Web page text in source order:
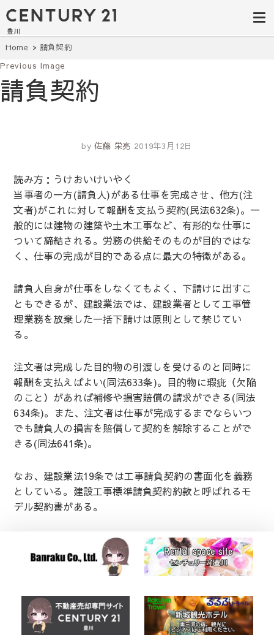
豊田市の中古
住宅・土地・
リノベ物件探
し｜センチュ
リー21豊川
建て・土地探しはセンチュリー21豊
川へ。豊田市内の最新物件情報を随
時更新中！駅近、建築条件無し、ペ
ット可、学区別など、お客様のこだ
単検索。
Home 請負契約
Previous Image
請負契約
by 佐藤 栄亮 2019年3月12日
読み方：うけおいけいやく
当事者の一方(請負人)がある仕事を完成させ、他方(注
文者)がこれに対して報酬を支払う契約(民法632条)。一
般的には建物の建築や土木工事など、有形的な仕事に
ついて締結される。労務の供給そのものが目的ではな
く、仕事の完成が目的である点に最大の特徴がある。
請負人自身が仕事をしなくてもよく、下請けに出すこ
ともできるが、建設業法では、建設業者として工事管
理業務を放棄した一括下請けは原則として禁じてい
る。
注文者は完成した目的物の引渡しを受けるのと同時に
報酬を支払えばよい(同法633条)。目的物に瑕疵（欠陥
のこと）があれば補修や損害賠償の請求ができる(同法
634条)。また、注文者は仕事が完成するまでならいつ
でも請負人の損害を賠償して契約を解除することがで
きる(同法641条)。
なお、建設業法19条では工事請負契約の書面化を義務
としている。建設工事標準請負契約約款と呼ばれるモ
デル契約書がある。